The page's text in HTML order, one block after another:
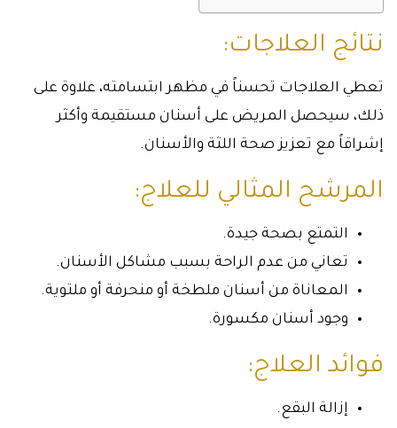
نتائج العلاجات:
تعطي العلاجات تحسناً في مظهر ابتسامته، علاوة على
ذلك، سيحصل المريض على أسنان مستقيمة وأكثر
إشراقاً مع تعزيز صحة اللثة والأسنان.
المرشح المثالي للعلاج:
التمتع بصحة جيدة.
تعاني من عدم الراحة بسبب مشاكل الأسنان.
المعاناة من أسنان ملطخة أو منحرفة أو ملتوية.
وجود أسنان مكسورة.
فوائد العلاج:
إزالة البقع.